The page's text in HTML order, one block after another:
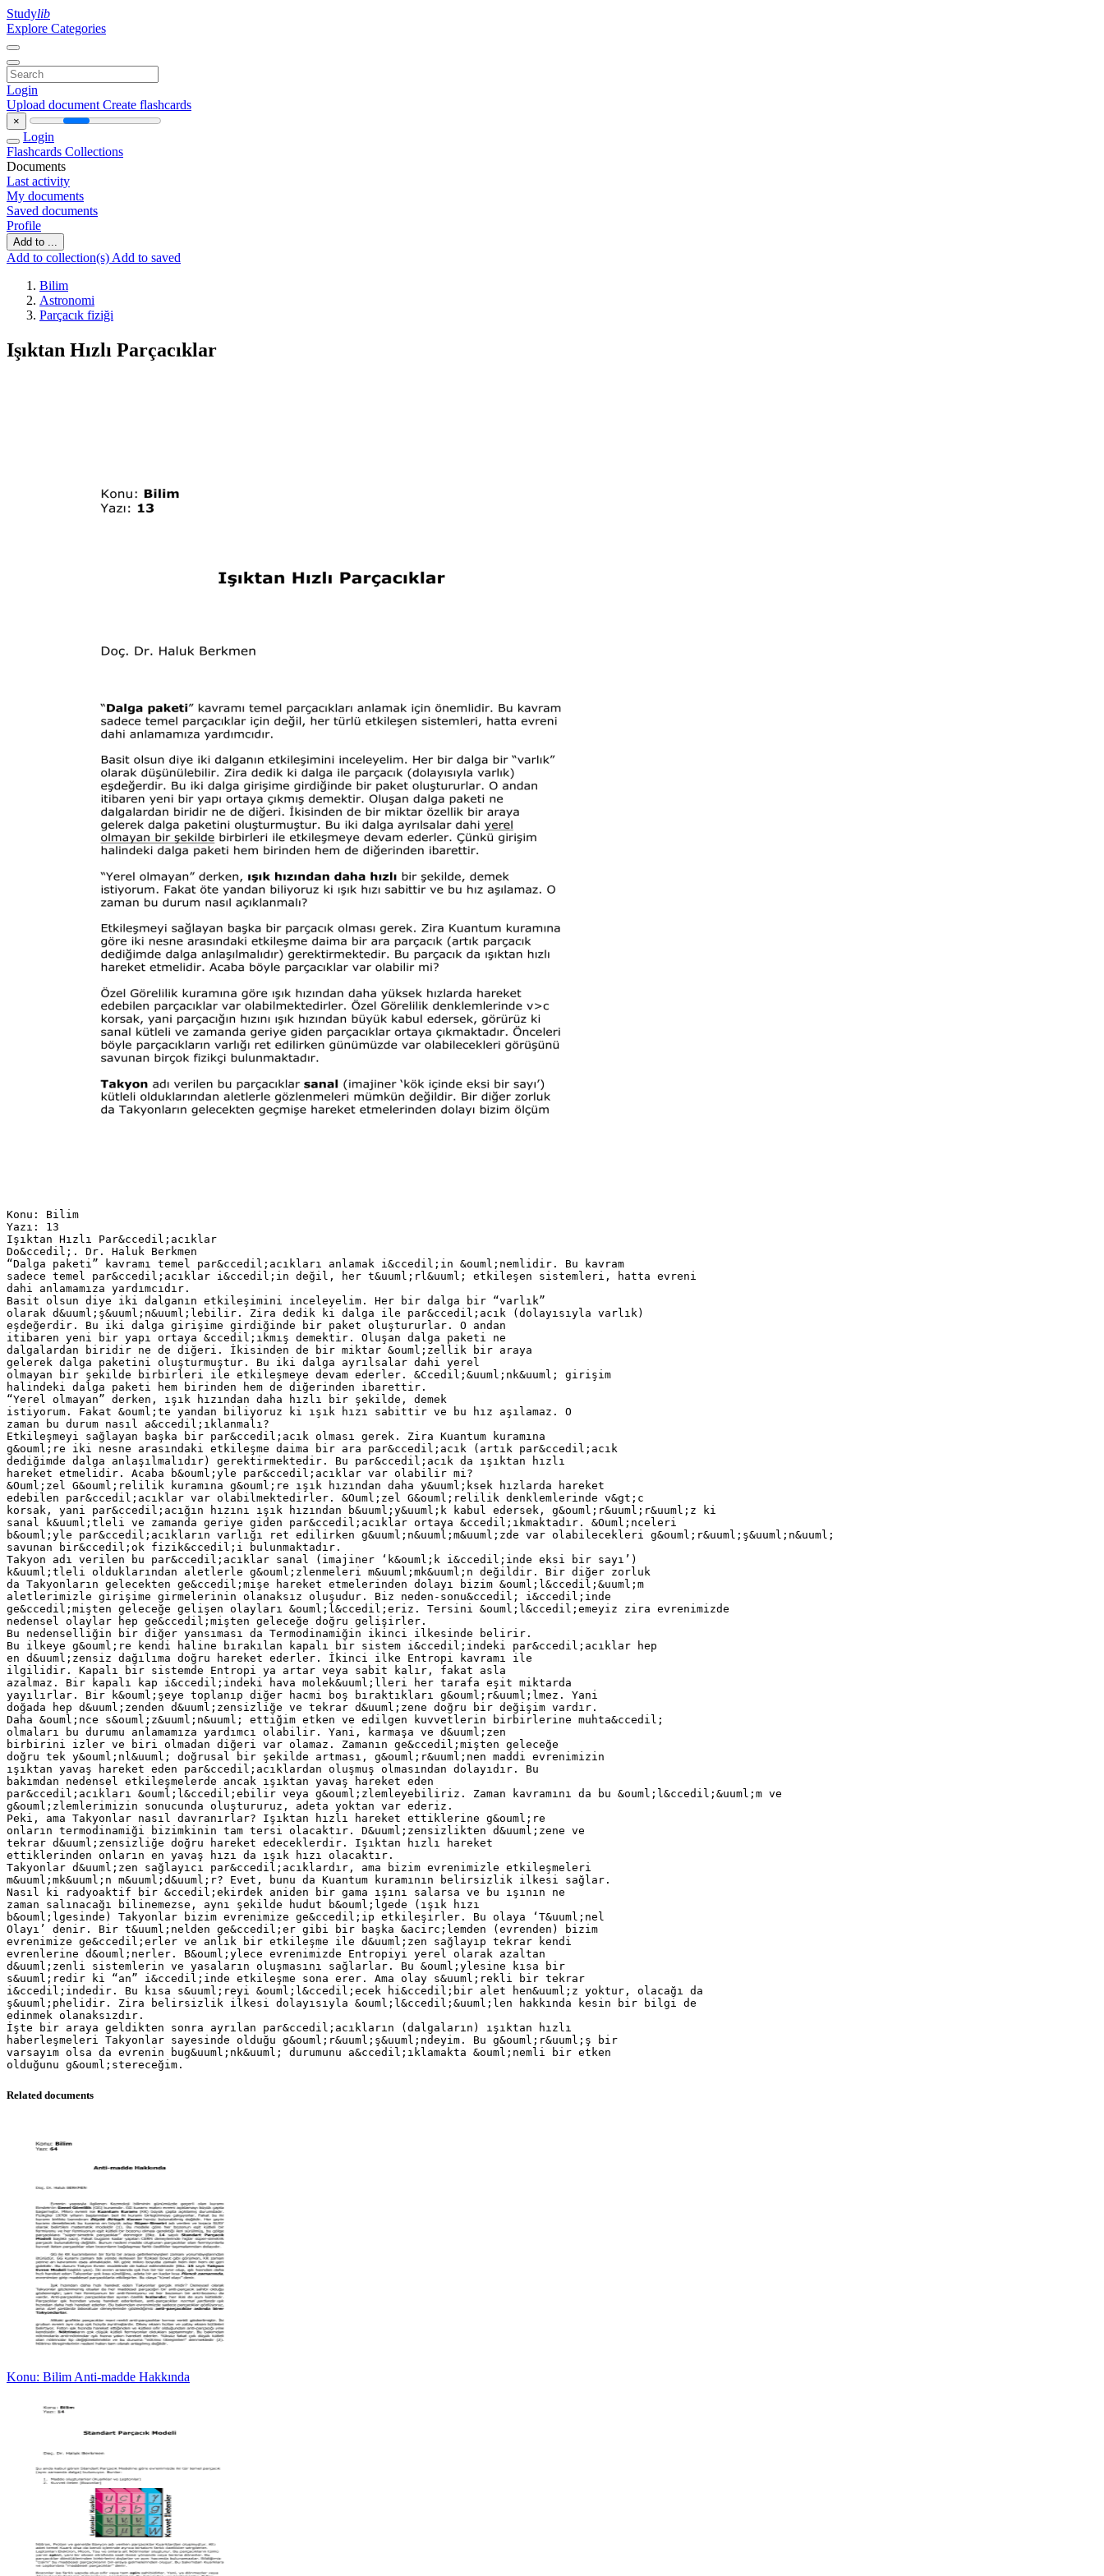
Studylib
Explore Categories
Login
Upload document Create flashcards
×
Login
Flashcards Collections
Documents
Last activity
My documents
Saved documents
Profile
Add to ...
Add to collection(s) Add to saved
Bilim
Astronomi
Parçacık fiziği
Işıktan Hızlı Parçacıklar
Konu: Bilim
Yazı: 13
Işıktan Hızlı Par&ccedil;acıklar
Do&ccedil;. Dr. Haluk Berkmen
“Dalga paketi” kavramı temel par&ccedil;acıkları anlamak i&ccedil;in &ouml;nemlidir. Bu kavram
sadece temel par&ccedil;acıklar i&ccedil;in değil, her t&uuml;rl&uuml; etkileşen sistemleri, hatta evreni
dahi anlamamıza yardımcıdır.
Basit olsun diye iki dalganın etkileşimini inceleyelim. Her bir dalga bir “varlık”
olarak d&uuml;ş&uuml;n&uuml;lebilir. Zira dedik ki dalga ile par&ccedil;acık (dolayısıyla varlık)
eşdeğerdir. Bu iki dalga girişime girdiğinde bir paket oluştururlar. O andan
itibaren yeni bir yapı ortaya &ccedil;ıkmış demektir. Oluşan dalga paketi ne
dalgalardan biridir ne de diğeri. İkisinden de bir miktar &ouml;zellik bir araya
gelerek dalga paketini oluşturmuştur. Bu iki dalga ayrılsalar dahi yerel
olmayan bir şekilde birbirleri ile etkileşmeye devam ederler. &Ccedil;&uuml;nk&uuml; girişim
halindeki dalga paketi hem birinden hem de diğerinden ibarettir.
“Yerel olmayan” derken, ışık hızından daha hızlı bir şekilde, demek
istiyorum. Fakat &ouml;te yandan biliyoruz ki ışık hızı sabittir ve bu hız aşılamaz. O
zaman bu durum nasıl a&ccedil;ıklanmalı?
Etkileşmeyi sağlayan başka bir par&ccedil;acık olması gerek. Zira Kuantum kuramına
g&ouml;re iki nesne arasındaki etkileşme daima bir ara par&ccedil;acık (artık par&ccedil;acık
dediğimde dalga anlaşılmalıdır) gerektirmektedir. Bu par&ccedil;acık da ışıktan hızlı
hareket etmelidir. Acaba b&ouml;yle par&ccedil;acıklar var olabilir mi?
&Ouml;zel G&ouml;relilik kuramına g&ouml;re ışık hızından daha y&uuml;ksek hızlarda hareket
edebilen par&ccedil;acıklar var olabilmektedirler. &Ouml;zel G&ouml;relilik denklemlerinde v&gt;c
korsak, yani par&ccedil;acığın hızını ışık hızından b&uuml;y&uuml;k kabul edersek, g&ouml;r&uuml;r&uuml;z ki
sanal k&uuml;tleli ve zamanda geriye giden par&ccedil;acıklar ortaya &ccedil;ıkmaktadır. &Ouml;nceleri
b&ouml;yle par&ccedil;acıkların varlığı ret edilirken g&uuml;n&uuml;m&uuml;zde var olabilecekleri g&ouml;r&uuml;ş&uuml;n&uuml;
savunan bir&ccedil;ok fizik&ccedil;i bulunmaktadır.
Takyon adı verilen bu par&ccedil;acıklar sanal (imajiner ‘k&ouml;k i&ccedil;inde eksi bir sayı’)
k&uuml;tleli olduklarından aletlerle g&ouml;zlenmeleri m&uuml;mk&uuml;n değildir. Bir diğer zorluk
da Takyonların gelecekten ge&ccedil;mişe hareket etmelerinden dolayı bizim &ouml;l&ccedil;&uuml;m
aletlerimizle girişime girmelerinin olanaksız oluşudur. Biz neden-sonu&ccedil; i&ccedil;inde
ge&ccedil;mişten geleceğe gelişen olayları &ouml;l&ccedil;eriz. Tersini &ouml;l&ccedil;emeyiz zira evrenimizde
nedensel olaylar hep ge&ccedil;mişten geleceğe doğru gelişirler.
Bu nedenselliğin bir diğer yansıması da Termodinamiğin ikinci ilkesinde belirir.
Bu ilkeye g&ouml;re kendi haline bırakılan kapalı bir sistem i&ccedil;indeki par&ccedil;acıklar hep
en d&uuml;zensiz dağılıma doğru hareket ederler. İkinci ilke Entropi kavramı ile
ilgilidir. Kapalı bir sistemde Entropi ya artar veya sabit kalır, fakat asla
azalmaz. Bir kapalı kap i&ccedil;indeki hava molek&uuml;lleri her tarafa eşit miktarda
yayılırlar. Bir k&ouml;şeye toplanıp diğer hacmi boş bıraktıkları g&ouml;r&uuml;lmez. Yani
doğada hep d&uuml;zenden d&uuml;zensizliğe ve tekrar d&uuml;zene doğru bir değişim vardır.
Daha &ouml;nce s&ouml;z&uuml;n&uuml; ettiğim etken ve edilgen kuvvetlerin birbirlerine muhta&ccedil;
olmaları bu durumu anlamamıza yardımcı olabilir. Yani, karmaşa ve d&uuml;zen
birbirini izler ve biri olmadan diğeri var olamaz. Zamanın ge&ccedil;mişten geleceğe
doğru tek y&ouml;nl&uuml; doğrusal bir şekilde artması, g&ouml;r&uuml;nen maddi evrenimizin
ışıktan yavaş hareket eden par&ccedil;acıklardan oluşmuş olmasından dolayıdır. Bu
bakımdan nedensel etkileşmelerde ancak ışıktan yavaş hareket eden
par&ccedil;acıkları &ouml;l&ccedil;ebilir veya g&ouml;zlemleyebiliriz. Zaman kavramını da bu &ouml;l&ccedil;&uuml;m ve
g&ouml;zlemlerimizin sonucunda oluştururuz, adeta yoktan var ederiz.
Peki, ama Takyonlar nasıl davranırlar? Işıktan hızlı hareket ettiklerine g&ouml;re
onların termodinamiği bizimkinin tam tersi olacaktır. D&uuml;zensizlikten d&uuml;zene ve
tekrar d&uuml;zensizliğe doğru hareket edeceklerdir. Işıktan hızlı hareket
ettiklerinden onların en yavaş hızı da ışık hızı olacaktır.
Takyonlar d&uuml;zen sağlayıcı par&ccedil;acıklardır, ama bizim evrenimizle etkileşmeleri
m&uuml;mk&uuml;n m&uuml;d&uuml;r? Evet, bunu da Kuantum kuramının belirsizlik ilkesi sağlar.
Nasıl ki radyoaktif bir &ccedil;ekirdek aniden bir gama ışını salarsa ve bu ışının ne
zaman salınacağı bilinemezse, aynı şekilde hudut b&ouml;lgede (ışık hızı
b&ouml;lgesinde) Takyonlar bizim evrenimize ge&ccedil;ip etkileşirler. Bu olaya ‘T&uuml;nel
Olayı’ denir. Bir t&uuml;nelden ge&ccedil;er gibi bir başka &acirc;lemden (evrenden) bizim
evrenimize ge&ccedil;erler ve anlık bir etkileşme ile d&uuml;zen sağlayıp tekrar kendi
evrenlerine d&ouml;nerler. B&ouml;ylece evrenimizde Entropiyi yerel olarak azaltan
d&uuml;zenli sistemlerin ve yasaların oluşmasını sağlarlar. Bu &ouml;ylesine kısa bir
s&uuml;redir ki “an” i&ccedil;inde etkileşme sona erer. Ama olay s&uuml;rekli bir tekrar
i&ccedil;indedir. Bu kısa s&uuml;reyi &ouml;l&ccedil;ecek hi&ccedil;bir alet hen&uuml;z yoktur, olacağı da
ş&uuml;phelidir. Zira belirsizlik ilkesi dolayısıyla &ouml;l&ccedil;&uuml;len hakkında kesin bir bilgi de
edinmek olanaksızdır.
İşte bir araya geldikten sonra ayrılan par&ccedil;acıkların (dalgaların) ışıktan hızlı
haberleşmeleri Takyonlar sayesinde olduğu g&ouml;r&uuml;ş&uuml;ndeyim. Bu g&ouml;r&uuml;ş bir
varsayım olsa da evrenin bug&uuml;nk&uuml; durumunu a&ccedil;ıklamakta &ouml;nemli bir etken
Related documents
Konu: Bilim Anti-madde Hakkında